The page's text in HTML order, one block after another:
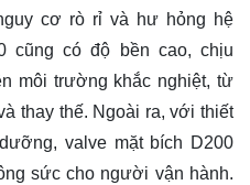
cơ rò rỉ và hư hỏng hệ
cũng có độ bền cao, chịu
môi trường khắc nghiệt, từ
thay thế. Ngoài ra, với thiết
valve mặt bích D200
sức cho người vận hành.